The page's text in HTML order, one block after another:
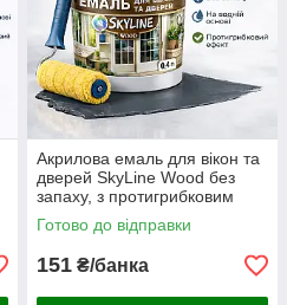
Акрилова емаль для вікон та
дверей SkyLine Wood без
запаху, з протигрибковим
ефектом, графітова, 0.4 л
Готово до відправки
151 ₴/банка